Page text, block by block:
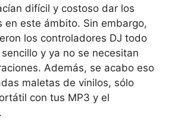
difícil y costoso dar los
en este ámbito. Sin embargo,
los controladores DJ todo
y ya no se necesitan
Además, se acabo eso
maletas de vinilos, sólo
con tus MP3 y el